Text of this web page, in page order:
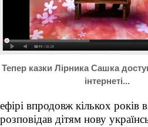
Тепер казки Лірника Сашка
інтернеті...
ефірі впродовж кількох
розповідав дітям нову